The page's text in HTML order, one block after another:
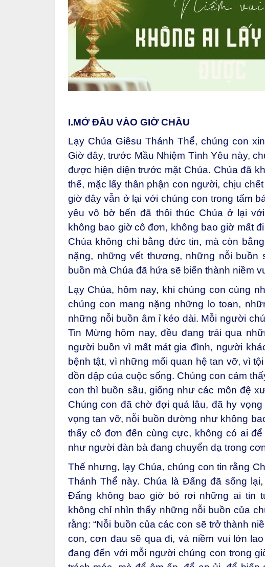
I.MỞ ĐẦU VÀO GIỜ CHẦU
Lạy Chúa Giêsu Thánh Thể, chúng con
Giờ đây, trước Mầu Nhiệm Tình Yêu này,
được hiện diện trước mặt Chúa. Chúa đã
thế, mặc lấy thân phận con người, chịu
giờ đây vẫn ở lại với chúng con trong tấm
yêu vô bờ bến đã thôi thúc Chúa ở lại
không bao giờ cô đơn, không bao giờ mất
Chúa không chỉ bằng đức tin, mà còn
nặng, những vết thương, những nỗi
buồn mà Chúa đã hứa sẽ biến thành niềm
Lạy Chúa, hôm nay, khi chúng con cùng
chúng con mang nặng những lo toan,
những nỗi buồn âm ỉ kéo dài. Mỗi người
Tin Mừng hôm nay, đều đang trải qua
người buồn vì mất mát gia đình, người
bệnh tật, vì những mối quan hệ tan vỡ, vì
dồn dập của cuộc sống. Chúng con cảm
con thì buồn sầu, giống như các môn đệ
Chúng con đã chờ đợi quá lâu, đã hy
vọng tan vỡ, nỗi buồn dường như không
thấy cô đơn đến cùng cực, không có ai
như người đàn bà đang chuyển dạ trong
Thế nhưng, lạy Chúa, chúng con tin rằng
Thánh Thể này. Chúa là Đấng đã sống
Đấng không bao giờ bỏ rơi những ai tin
không chỉ nhìn thấy những nỗi buồn của
rằng: “Nỗi buồn của các con sẽ trở thành
con, cơn đau sẽ qua đi, và niềm vui lớn
đang đến với mỗi người chúng con trong